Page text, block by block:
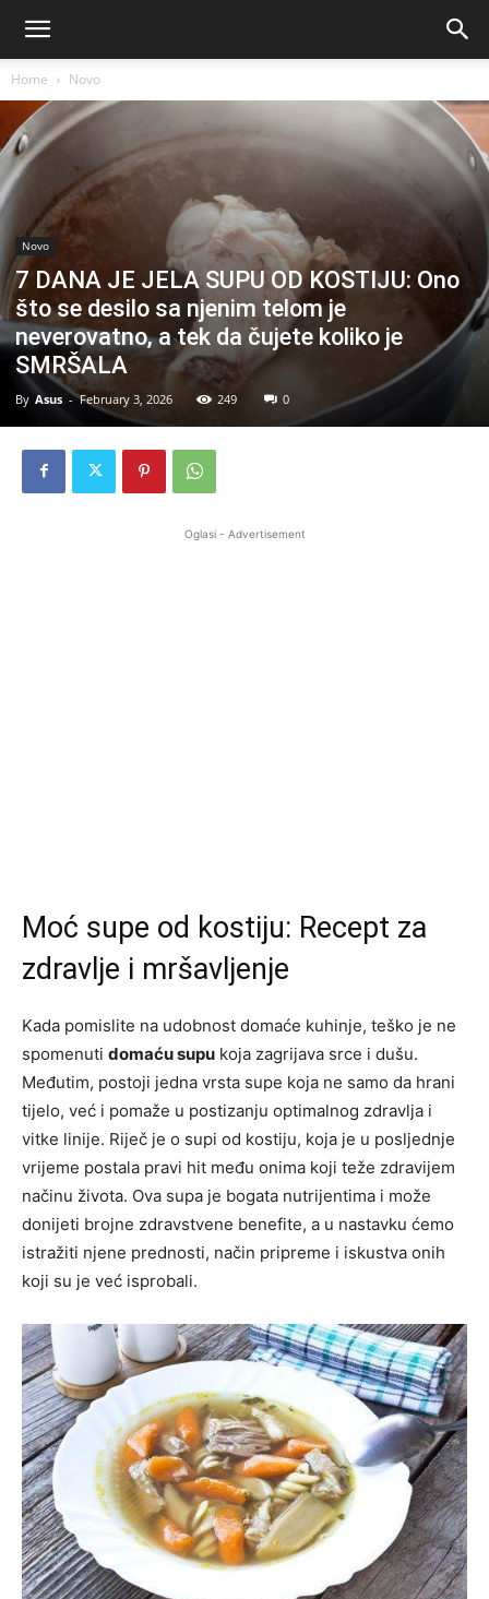
Home Novo
Novo
7 DANA JE JELA SUPU OD KOSTIJU: Ono
što se desilo sa njenim telom je
neverovatno, a tek da čujete koliko je
SMRŠALA
By Asus - February 3, 2026 249 0
Oglasi - Advertisement
Moć supe od kostiju: Recept za
zdravlje i mršavljenje
Kada pomislite na udobnost domaće kuhinje, teško je ne
spomenuti domaću supu koja zagrijava srce i dušu.
Međutim, postoji jedna vrsta supe koja ne samo da hrani
tijelo, već i pomaže u postizanju optimalnog zdravlja i
vitke linije. Riječ je o supi od kostiju, koja je u posljednje
vrijeme postala pravi hit među onima koji teže zdravijem
načinu života. Ova supa je bogata nutrijentima i može
donijeti brojne zdravstvene benefite, a u nastavku ćemo
istražiti njene prednosti, način pripreme i iskustva onih
koji su je već isprobali.